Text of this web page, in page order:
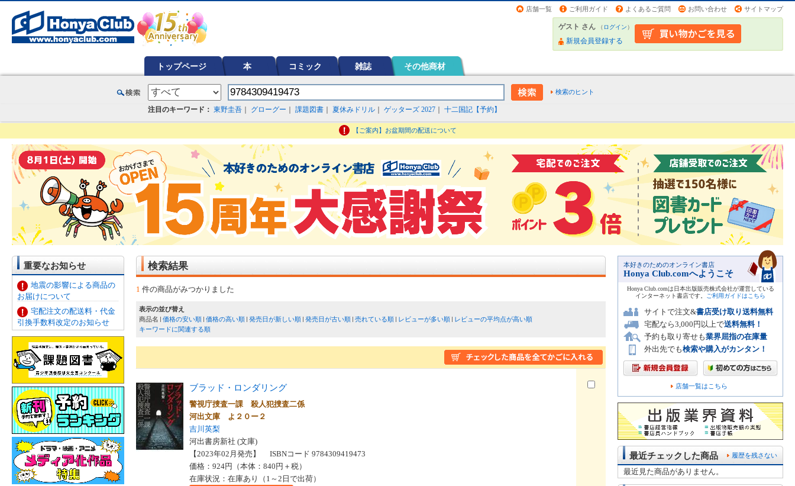
店舗一覧 ご利用ガイド よくあるご質問 お問い合わせ サイトマップ
ゲスト さん （ログイン）
新規会員登録する
トップページ 本 コミック 雑誌 その他商材
検索のヒント
注目のキーワード： 東野圭吾 グローグー 課題図書 夏休みドリル ゲッターズ 2027 十二国記【予約】
【ご案内】お盆期間の配送について
重要なお知らせ
地震の影響による商品の
お届けについて
宅配注文の配送料・代金
引換手数料改定のお知らせ
検索結果
1 件の商品がみつかりました
表示の並び替え
商品名
価格の安い順 価格の高い順 発売日が新しい順 発売日が古い順 売れている順 レビューが多い順
レビューの平均点が高い順
キーワードに関連する順
ブラッド・ロンダリング
警視庁捜査一課 殺人犯捜査二係
河出文庫 よ２０ー２
吉川英梨
河出書房新社 (文庫)
【2023年02月発売】 ISBNコード 9784309419473
価格：924円（本体：840円＋税）
在庫状況：在庫あり（1～2日で出荷）
本好きのためのオンライン書店
Honya Club.comへようこそ
Honya Club.comは日本出版販売株式会社が運営している
インターネット書店です。
ご利用ガイドはこちら
サイトで注文&書店受け取り送料無料
宅配なら3,000円以上で送料無料！
予約も取り寄せも業界屈指の在庫量
外出先でも検索や購入がカンタン！
店舗一覧はこちら
履歴を残さない
最近チェックした商品
最近見た商品がありません。